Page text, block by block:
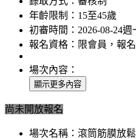
年齡限制： 15至45歲
初審時間： 2026-08-24週
報名資格： 限會員，報
場次內容：
尚未開放報名
場次名稱： 滾筒筋膜放鬆